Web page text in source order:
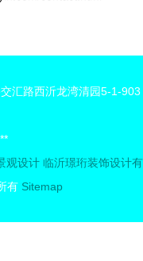
汇路西沂龙湾清园5-1-903
观设计 临沂璟珩装饰设计有
有 Sitemap